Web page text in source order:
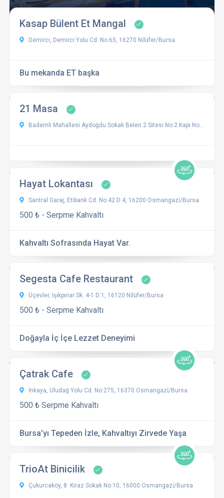
Kasap Bülent Et Mangal
Demirci, Demirci Yolu Cd. No:65, 16270 Ni̇lüfer/Bursa
Bu mekanda ET başka
21 Masa
Bademli Mahallesi Aydoğdu Sokak Belen 2 Sitesi No:2 Kapı No:1, 16960 Mudanya/Bursa, Türkiye
Hayat Lokantası
Santral Garaj, Etibank Cd. No:42 D:4, 16200 Osmangazi̇/Bursa
500 ₺ - Serpme Kahvaltı
Kahvaltı Sofrasında Hayat Var.
Segesta Cafe Restaurant
Üçevler, Işıkpınar Sk. 4-1 D:1, 16120 Ni̇lüfer/Bursa
500 ₺ - Serpme Kahvaltı
Doğayla İç İçe Lezzet Deneyimi
Çatrak Cafe
İnkaya, Uludağ Yolu Cd. No:275, 16370 Osmangazi̇/Bursa
500 ₺ Serpme Kahvaltı
Bursa’yı Tepeden İzle, Kahvaltıyı Zirvede Yaşa
TrioAt Binicilik
Çukurcaköy, 8. Kiraz Sokak No:10, 16000 Osmangazi̇/Bursa